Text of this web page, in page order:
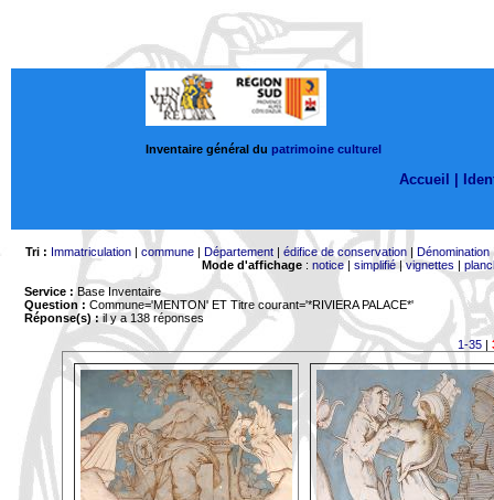
Inventaire général du patrimoine culturel
Accueil |
Tri : Immatriculation| commune| Département| édifice de conservation| Dénomination
Mode d'affichage: notice| simplifié|vignettes |
Service : Base Inventaire
Question : Commune='MENTON' ET Titre courant='*RIVIERA PALACE*'
Réponse(s) :il y a 138 réponses
1-35|